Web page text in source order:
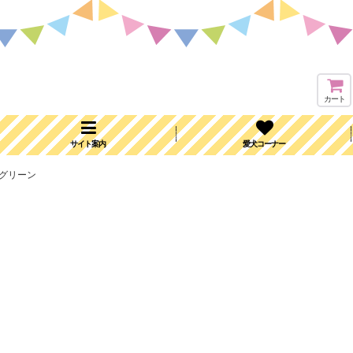
カート
サイト案内 愛犬コーナー
リーン